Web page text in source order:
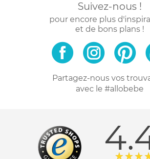
Suivez-nous !
pour encore plus
et de bons plans !
Partagez-nous vos
avec le #allobebe